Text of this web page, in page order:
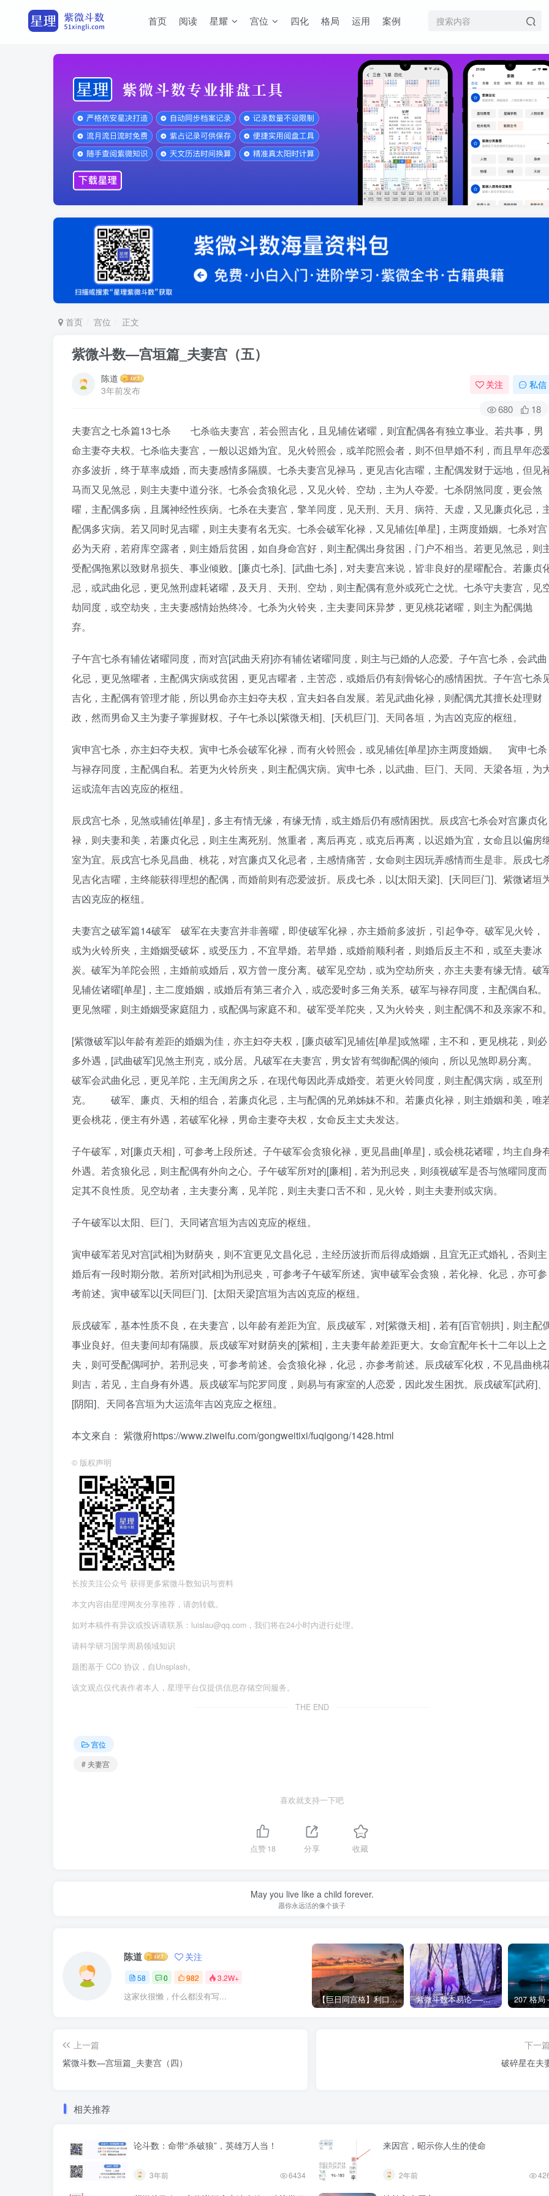
首页 阅读 星耀 宫位 四化 格局 运用 案例
首页 宫位 正文
紫微斗数—宫垣篇_夫妻宫（五）
陈道
3年前发布
关注 私信
680 18
夫妻宫之七杀篇13七杀 七杀临夫妻宫，若会照吉化，且见辅佐诸曜，则宜配偶各有独立事业。若共事，男
命主妻夺夫权。七杀临夫妻宫，一般以迟婚为宜。见火铃照会，或羊陀照会者，则不但早婚不利，而且早年恋
亦多波折，终于草率成婚，而夫妻感情多隔膜。七杀夫妻宫见禄马，更见吉化吉曜，主配偶发财于远地，但见
马而又见煞忌，则主夫妻中道分张。七杀会贪狼化忌，又见火铃、空劫，主为人夺爱。七杀阴煞同度，更会煞
曜，主配偶多病，且属神经性疾病。七杀在夫妻宫，擎羊同度，见天刑、天月、病符、天虚，又见廉贞化忌，
配偶多灾病。若又同时见吉曜，则主夫妻有名无实。七杀会破军化禄，又见辅佐[单星]，主两度婚姻。七杀对宫
必为天府，若府库空露者，则主婚后贫困，如自身命宫好，则主配偶出身贫困，门户不相当。若更见煞忌，则
受配偶拖累以致财帛损失、事业倾败。[廉贞七杀]、[武曲七杀]，对夫妻宫来说，皆非良好的星曜配合。若廉贞
忌，或武曲化忌，更见煞刑虚耗诸曜，及天月、天刑、空劫，则主配偶有意外或死亡之忧。七杀守夫妻宫，见
劫同度，或空劫夹，主夫妻感情始热终冷。七杀为火铃夹，主夫妻同床异梦，更见桃花诸曜，则主为配偶抛
弃。
子午宫七杀有辅佐诸曜同度，而对宫[武曲天府]亦有辅佐诸曜同度，则主与已婚的人恋爱。子午宫七杀，会武曲
化忌，更见煞曜者，主配偶灾病或贫困，更见吉曜者，主苦恋，或婚后仍有刻骨铭心的感情困扰。子午宫七杀
吉化，主配偶有管理才能，所以男命亦主妇夺夫权，宜夫妇各自发展。若见武曲化禄，则配偶尤其擅长处理财
政，然而男命又主为妻子掌握财权。子午七杀以[紫微天相]、[天机巨门]、天同各垣，为吉凶克应的枢纽。
寅申宫七杀，亦主妇夺夫权。寅申七杀会破军化禄，而有火铃照会，或见辅佐[单星]亦主两度婚姻。 寅申七杀
与禄存同度，主配偶自私。若更为火铃所夹，则主配偶灾病。寅申七杀，以武曲、巨门、天同、天梁各垣，为
运或流年吉凶克应的枢纽。
辰戌宫七杀，见煞或辅佐[单星]，多主有情无缘，有缘无情，或主婚后仍有感情困扰。辰戌宫七杀会对宫廉贞化
禄，则夫妻和美，若廉贞化忌，则主生离死别。煞重者，离后再克，或克后再离，以迟婚为宜，女命且以偏房
室为宜。辰戌宫七杀见昌曲、桃花，对宫廉贞又化忌者，主感情痛苦，女命则主因玩弄感情而生是非。辰戌七
见吉化吉曜，主终能获得理想的配偶，而婚前则有恋爱波折。辰戌七杀，以[太阳天梁]、[天同巨门]、紫微诸垣
吉凶克应的枢纽。
夫妻宫之破军篇14破军 破军在夫妻宫并非善曜，即使破军化禄，亦主婚前多波折，引起争夺。破军见火铃，
或为火铃所夹，主婚姻受破坏，或受压力，不宜早婚。若早婚，或婚前顺利者，则婚后反主不和，或至夫妻冰
炭。破军为羊陀会照，主婚前或婚后，双方曾一度分离。破军见空劫，或为空劫所夹，亦主夫妻有缘无情。破
见辅佐诸曜[单星]，主二度婚姻，或婚后有第三者介入，或恋爱时多三角关系。破军与禄存同度，主配偶自私。
更见煞曜，则主婚姻受家庭阻力，或配偶与家庭不和。破军受羊陀夹，又为火铃夹，则主配偶不和及亲家不和。
[紫微破军]以年龄有差距的婚姻为佳，亦主妇夺夫权，[廉贞破军]见辅佐[单星]或煞曜，主不和，更见桃花，则必
多外遇，[武曲破军]见煞主刑克，或分居。凡破军在夫妻宫，男女皆有驾御配偶的倾向，所以见煞即易分离。
破军会武曲化忌，更见羊陀，主无闺房之乐，在现代每因此弄成婚变。若更火铃同度，则主配偶灾病，或至刑
克。 破军、廉贞、天相的组合，若廉贞化忌，主与配偶的兄弟姊妹不和。若廉贞化禄，则主婚姻和美，唯
更会桃花，便主有外遇，若破军化禄，男命主妻夺夫权，女命反主丈夫发达。
子午破军，对[廉贞天相]，可参考上段所述。子午破军会贪狼化禄，更见昌曲[单星]，或会桃花诸曜，均主自身
外遇。若贪狼化忌，则主配偶有外向之心。子午破军所对的[廉相]，若为刑忌夹，则须视破军是否与煞曜同度而
定其不良性质。见空劫者，主夫妻分离，见羊陀，则主夫妻口舌不和，见火铃，则主夫妻刑或灾病。
子午破军以太阳、巨门、天同诸宫垣为吉凶克应的枢纽。
寅申破军若见对宫[武相]为财荫夹，则不宜更见文昌化忌，主经历波折而后得成婚姻，且宜无正式婚礼，否则主
婚后有一段时期分散。若所对[武相]为刑忌夹，可参考子午破军所述。寅申破军会贪狼，若化禄、化忌，亦可参
考前述。寅申破军以[天同巨门]、[太阳天梁]宫垣为吉凶克应的枢纽。
辰戌破军，基本性质不良，在夫妻宫，以年龄有差距为宜。辰戌破军，对[紫微天相]，若有[百官朝拱]，则主配
事业良好。但夫妻间却有隔膜。辰戌破军对财荫夹的[紫相]，主夫妻年龄差距更大。女命宜配年长十二年以上之
夫，则可受配偶呵护。若刑忌夹，可参考前述。会贪狼化禄，化忌，亦参考前述。辰戌破军化权，不见昌曲桃
则吉，若见，主自身有外遇。辰戌破军与陀罗同度，则易与有家室的人恋爱，因此发生困扰。辰戌破军[武府]、
[阴阳]、天同各宫垣为大运流年吉凶克应之枢纽。
本文來自： 紫微府https://www.ziweifu.com/gongweitixi/fuqigong/1428.html
© 版权声明
长按关注公众号 获得更多紫微斗数知识与资料
本文内容由星理网友分享推荐，请勿转载。
如对本稿件有异议或投诉请联系：luislau@qq.com，我们将在24小时内进行处理。
请科学研习国学周易领域知识
题图基于 CC0 协议，自Unsplash。
该文观点仅代表作者本人，星理平台仅提供信息存储空间服务。
THE END
宫位
# 夫妻宫
喜欢就支持一下吧
点赞18 分享 收藏
May you live like a child forever.
愿你永远活的像个孩子
陈道 关注
58 0 982 3.2W+
这家伙很懒，什么都没有写... 【巨日同宫格】利口才-紫微斗数格局 紫微斗数本易论──续谈夫妻宫自化 207 格局
上一篇
紫微斗数—宫垣篇_夫妻宫（四）
下一篇
破碎星在夫
相关推荐
论斗数：命带“杀破狼”，英雄万人当！
3年前 6434
来因宫，昭示你人生的使命
2年前